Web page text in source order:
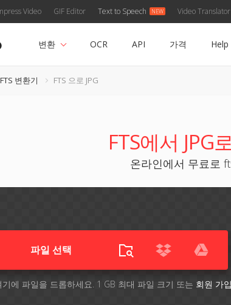
Video GIF Editor Text to Speech Video Translator
변환 OCR API 가격 Help
FTS 변환기 FTS 으로 JPG
FTS에서 JPG
온라인에서 무료로
파일 선택
기에 파일을 드롭하세요. 1 GB 최대 파일 크기 또는 회원 가입